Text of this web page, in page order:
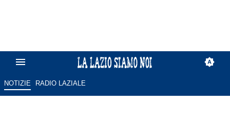
NOTIZIE RADIO LAZIALE